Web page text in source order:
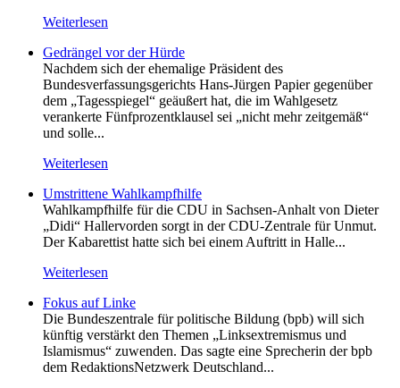
Weiterlesen
Gedrängel vor der Hürde
Nachdem sich der ehemalige Präsident des
Bundesverfassungsgerichts Hans-Jürgen Papier gegenüber
dem „Tagesspiegel“ geäußert hat, die im Wahlgesetz
verankerte Fünfprozentklausel sei „nicht mehr zeitgemäß“
und solle...
Weiterlesen
Umstrittene Wahlkampfhilfe
Wahlkampfhilfe für die CDU in Sachsen-Anhalt von Dieter
„Didi“ Hallervorden sorgt in der CDU-Zentrale für Unmut.
Der Kabarettist hatte sich bei einem Auftritt in Halle...
Weiterlesen
Fokus auf Linke
Die Bundeszentrale für politische Bildung (bpb) will sich
künftig verstärkt den Themen „Linksextremismus und
Islamismus“ zuwenden. Das sagte eine Sprecherin der bpb
dem RedaktionsNetzwerk Deutschland...